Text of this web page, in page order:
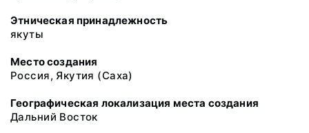
Этническая принадлежность
якуты
Место создания
Россия, Якутия (Саха)
Географическая локализация места создания
Дальний Восток